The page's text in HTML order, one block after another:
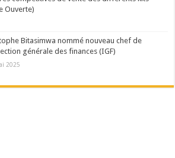
Ouverte)
Bitasimwa nommé nouveau chef de
générale des finances (IGF)
2025